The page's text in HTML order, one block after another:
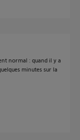
normal : quand il y a
minutes sur la